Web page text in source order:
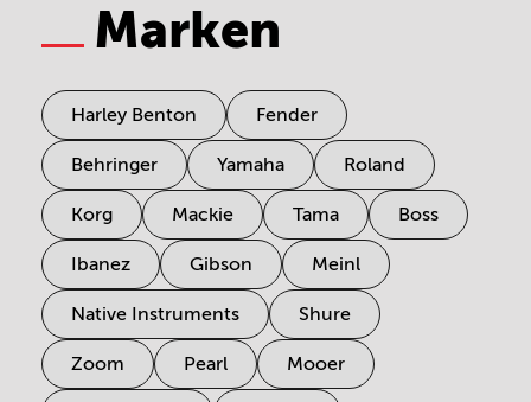
Marken
Harley Benton Fender
Behringer Yamaha Roland
Korg Mackie Tama Boss
Ibanez Gibson Meinl
Native Instruments Shure
Zoom Pearl Mooer